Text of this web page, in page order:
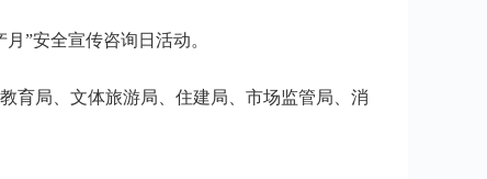
”安全宣传咨询日活动。
育局、文体旅游局、住建局、市场监管局、消